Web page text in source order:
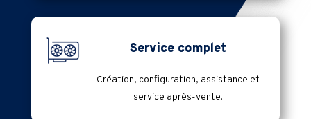
Service complet
Création, configuration, assistance et
service après-vente.